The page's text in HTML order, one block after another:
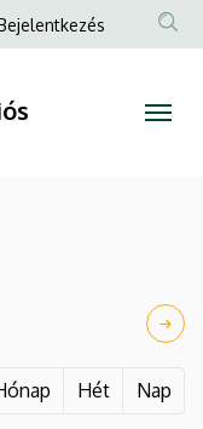
fiók
Hét Nap